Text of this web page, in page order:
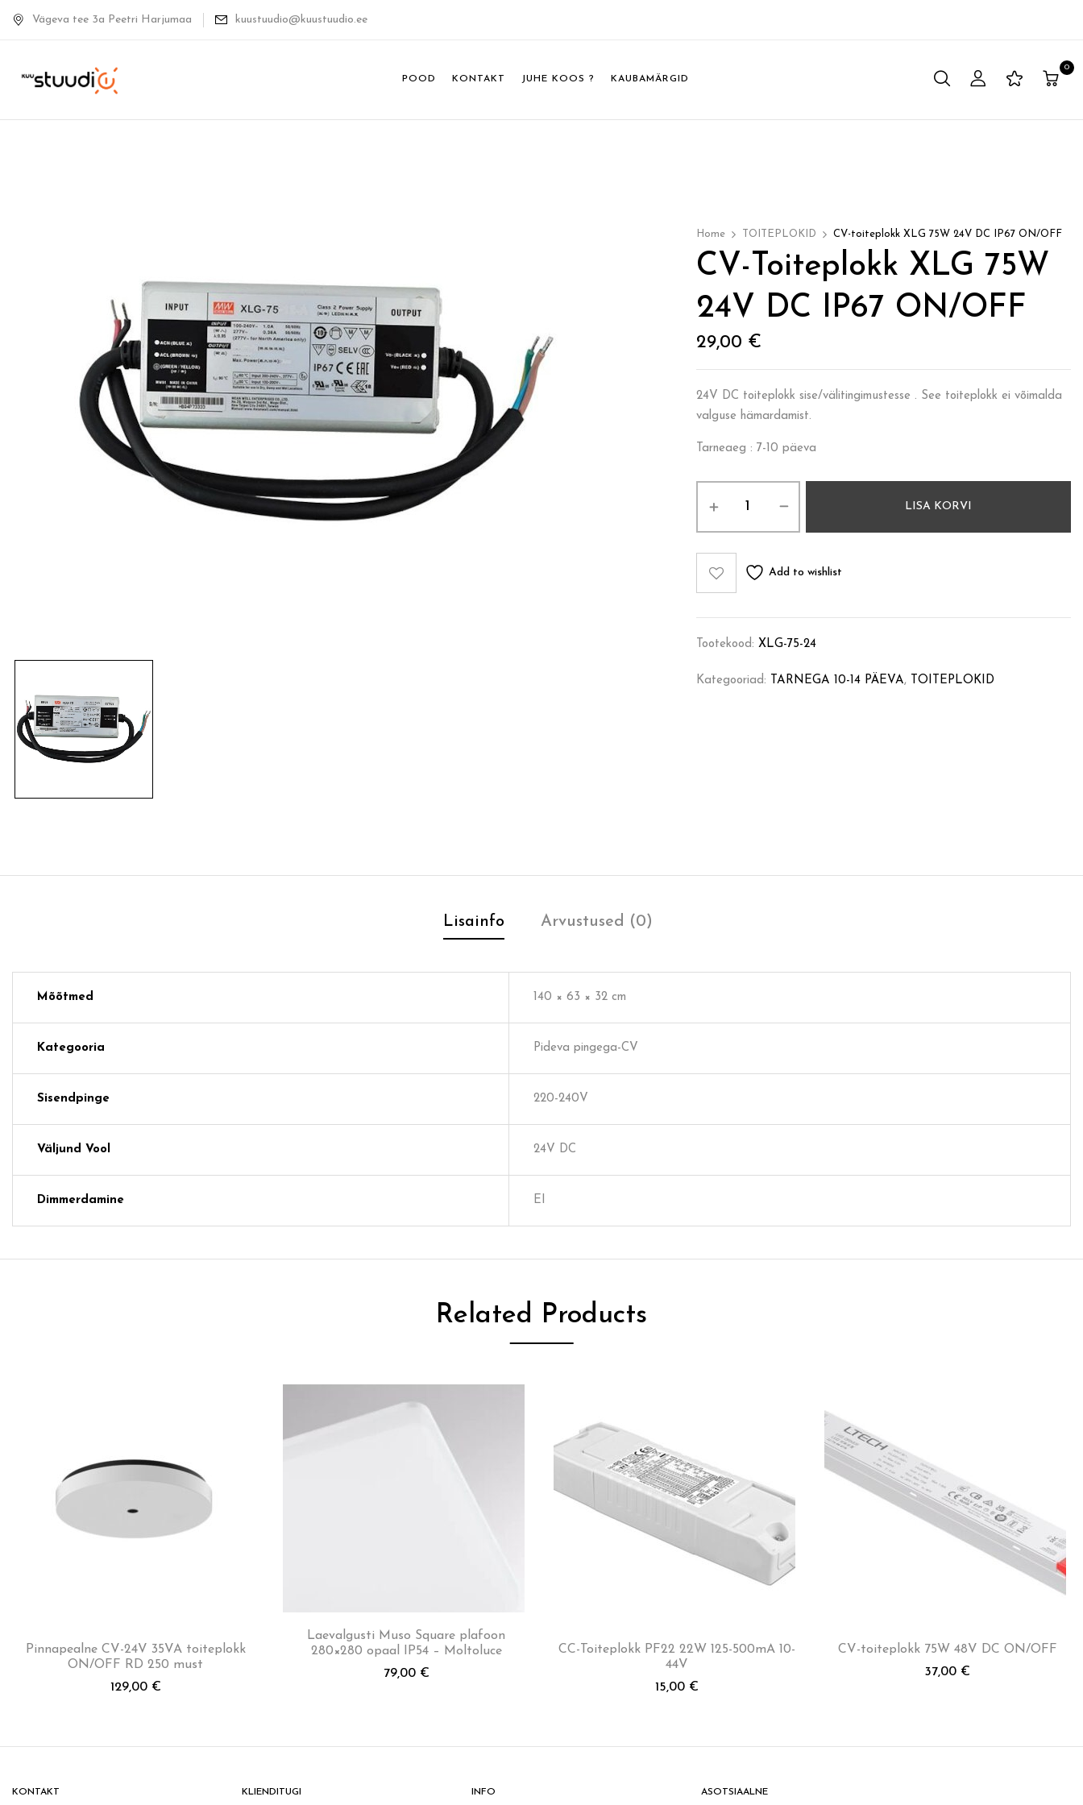
Vägeva tee 3a Peetri Harjumaa kuustuudio@kuustuudio.ee
POOD KONTAKT JUHE KOOS ? KAUBAMÄRGID
0
Home TOITEPLOKID CV-toiteplokk XLG 75W 24V DC IP67 ON/OFF
CV-Toiteplokk XLG 75W
24V DC IP67 ON/OFF
29,00 €
24V DC toiteplokk sise/välitingimustesse . See toiteplokk ei võimalda
valguse hämardamist.
Tarneaeg : 7-10 päeva
LISA KORVI
Add to wishlist
Tootekood: XLG-75-24
Kategooriad: TARNEGA 10-14 PÄEVA, TOITEPLOKID
Lisainfo Arvustused (0)
Mõõtmed 140 × 63 × 32 cm
Kategooria Pideva pingega-CV
Sisendpinge 220-240V
Väljund Vool 24V DC
Dimmerdamine EI
Related Products
Pinnapealne CV-24V 35VA toiteplokk
ON/OFF RD 250 must
129,00 €
Laevalgusti Muso Square plafoon
280×280 opaal IP54 – Moltoluce
79,00 €
CC-Toiteplokk PF22 22W 125-500mA 10-
44V
15,00 €
CV-toiteplokk 75W 48V DC ON/OFF
37,00 €
KONTAKT KLIENDITUGI INFO ASOTSIAALNE